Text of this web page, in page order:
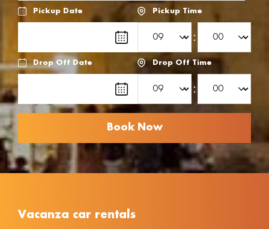
Pickup Date Pickup Time
:
Drop Off Date Drop Off Time
:
Vacanza car rentals